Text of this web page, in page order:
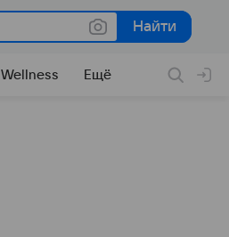
Найти
Найти
Wellness Ещё